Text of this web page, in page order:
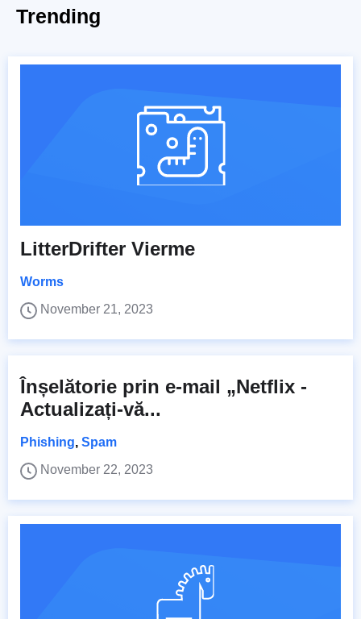
Trending
LitterDrifter Vierme
Worms
November 21, 2023
Înșelătorie prin e-mail „Netflix -
Actualizați-vă...
Phishing, Spam
November 22, 2023